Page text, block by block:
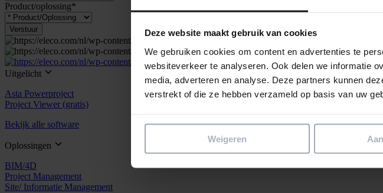
Deze website maakt gebruik van cookies
We gebruiken cookies om content en advertenties te
websiteverkeer te analyseren. Ook delen we informatie
media, adverteren en analyse. Deze partners kunnen
verstrekt of die ze hebben verzameld op basis van uw
Weigeren
Product/oplossing*
Uitgelicht
Asta Powerproject
Project Viewer (gratis)
Bekijk alle software
Oplossingen
BIM/4D
Project Management
Site/ Informatie Management